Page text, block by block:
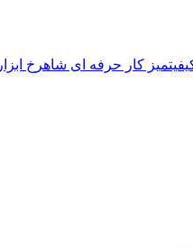
میز کار حرفه ای شاهرخ ابزار